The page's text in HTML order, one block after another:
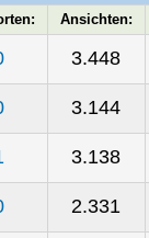
Ansichten:
3.448
3.144
3.138
2.331